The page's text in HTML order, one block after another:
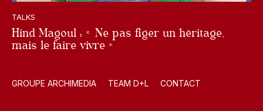
TALKS
Hind Magoul : « Ne pas figer un héritage,
mais le faire vivre »
GROUPE ARCHIMEDIA TEAM D+L CONTACT